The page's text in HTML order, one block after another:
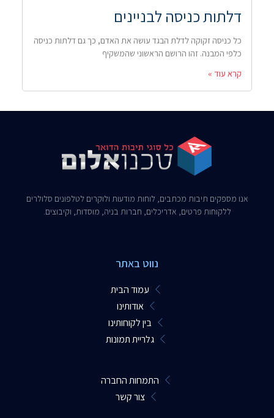
דלתות כניסה לבניינים
כל כניסה זקוקה לדלת הבגד עושה את האדם, כך גם דלתות כניסה
כלפי המבנה. זהו הרושם הראשוני שהמשקיף
קרא עוד »
אנו מספקים תיבות מכתבים, לוחות מודעות ולוקרים לטלפונים סלולרים
ללקוחות פרטים, אדריכלים, חברות בניה, מוסדות, וקיבוצים.​
נווט באתר
עמוד הבית
אודותינו
בין לקוחותינו
גלריית תמונות
התמחות החברה
צור קשר